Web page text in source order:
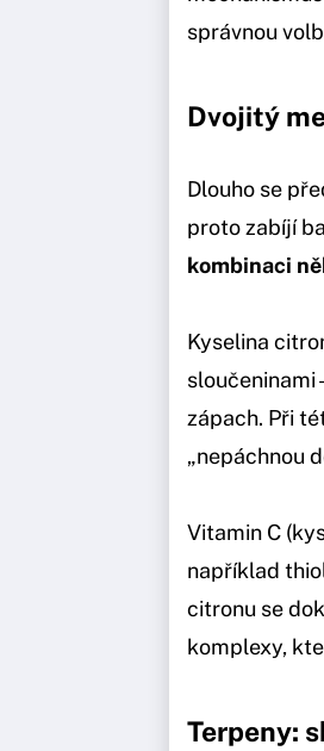
správnou
Dvojitý
Dlouho se
proto zabíjí
kombinaci
Kyselina
sloučeninami
zápach. Při
„nepáchnou
Vitamin C
například
citronu se
komplexy,
Terpeny: